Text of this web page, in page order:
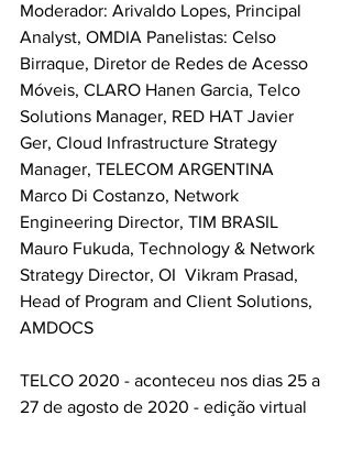
Moderador: Arivaldo Lopes, Principal
Analyst, OMDIA Panelistas: Celso
Birraque, Diretor de Redes de Acesso
Móveis, CLARO Hanen Garcia, Telco
Solutions Manager, RED HAT Javier
Ger, Cloud Infrastructure Strategy
Manager, TELECOM ARGENTINA
Marco Di Costanzo, Network
Engineering Director, TIM BRASIL
Mauro Fukuda, Technology & Network
Strategy Director, OI  Vikram Prasad,
Head of Program and Client Solutions,
AMDOCS
TELCO 2020 - aconteceu nos dias 25 a
27 de agosto de 2020 - edição virtual